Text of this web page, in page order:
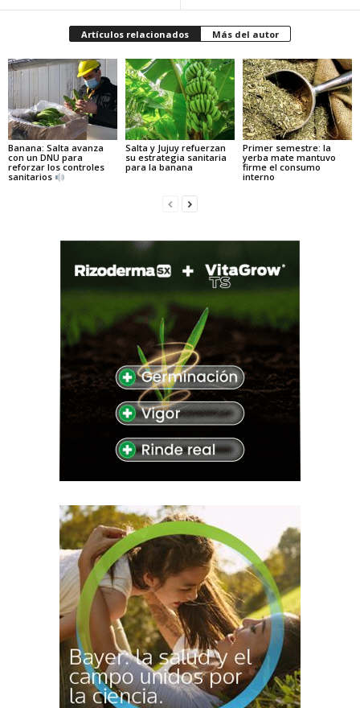
Artículos relacionados Más del autor
Banana: Salta avanza
con un DNU para
reforzar los controles
sanitarios
Salta y Jujuy refuerzan
su estrategia sanitaria
para la banana
Primer semestre: la
yerba mate mantuvo
firme el consumo
interno